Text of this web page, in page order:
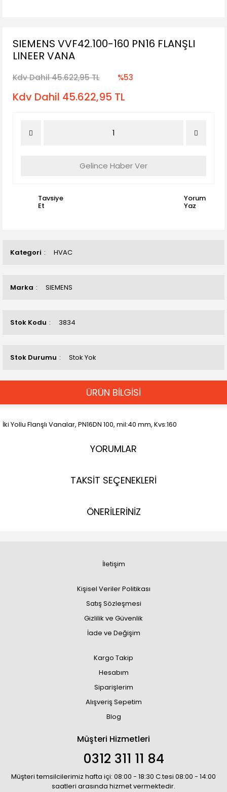
Kategori HVAC
Marka SIEMENS
Stok Kodu 3834
Stok Durumu Stok Yok
SIEMENS VVF42.100-160 PN16 FLANŞLI
LINEER VANA
Kdv Dahil 45.622,95 TL %53
Kdv Dahil 45.622,95 TL
Gelince Haber Ver
Tavsiye
Et
Yorum
Yaz
ÜRÜN BİLGİSİ
İki Yollu Flanşlı Vanalar, PN16DN 100, mil:40 mm, Kvs:160
YORUMLAR
TAKSİT SEÇENEKLERİ
ÖNERİLERİNİZ
İletişim
Kişisel Veriler Politikası
Satış Sözleşmesi
Gizlilik ve Güvenlik
İade ve Değişim
Kargo Takip
Hesabım
Siparişlerim
Alışveriş Sepetim
Blog
Müşteri Hizmetleri
0312 311 11 84
Müşteri temsilcilerimiz hafta içi: 08:00 - 18:30 C.tesi 08:00 - 14:00
saatleri arasında hizmet vermektedir.